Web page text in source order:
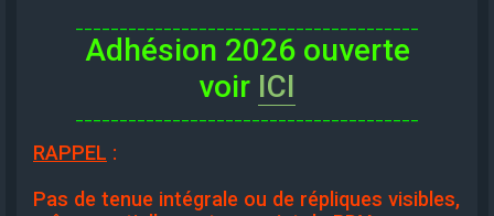
Adhésion 2026 ouverte
voir ICI
RAPPEL :
Pas de tenue intégrale ou de répliques visibles,